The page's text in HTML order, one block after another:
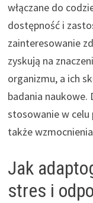
włączane do
dostępność i
zainteresowanie
zyskują na
organizmu, a ich
badania
stosowanie w celu
także
Jak
stres i